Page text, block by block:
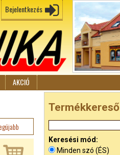
Bejelentkezés
AKCIÓ
Termékkereső
Keresési mód:
Minden szó (ÉS)